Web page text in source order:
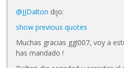
@JJDalton dijo:
show previous quotes
Muchas gracias ggl007, voy a
has mandado !